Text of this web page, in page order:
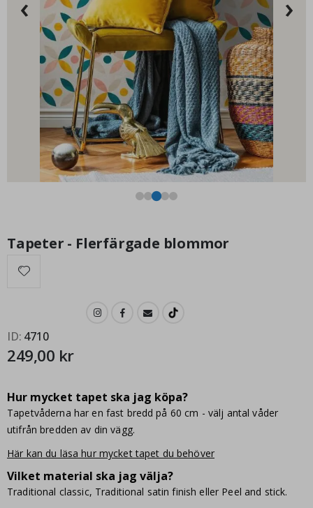
149,00 Kr
Tapeter - Flerfärgade blommor
ID 4710
249,00 kr
Hur mycket tapet ska jag köpa?
Tapetvåderna har en fast bredd på 60 cm - välj antal våder
utifrån bredden av din vägg.
Här kan du läsa hur mycket tapet du behöver
Vilket material ska jag välja?
Traditional classic, Traditional satin finish eller Peel and stick.